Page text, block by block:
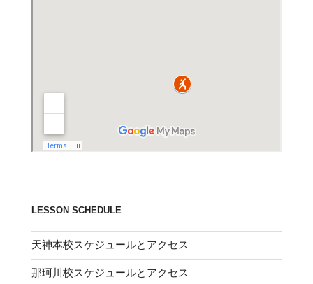
LESSON SCHEDULE
天神本校スケジュールとアクセス
那珂川校スケジュールとアクセス